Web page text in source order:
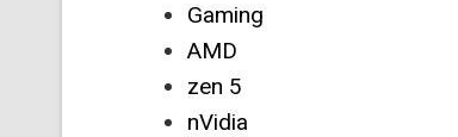
Gaming
AMD
zen 5
nVidia